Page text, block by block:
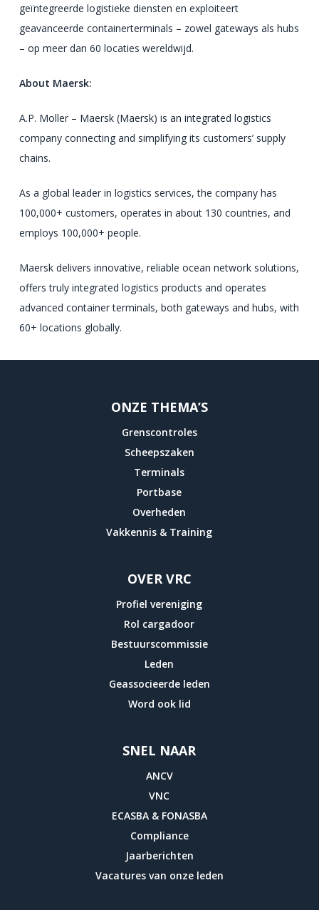
geïntegreerde logistieke diensten en exploiteert
geavanceerde containerterminals – zowel gateways als hubs
– op meer dan 60 locaties wereldwijd.
About Maersk:
A.P. Moller – Maersk (Maersk) is an integrated logistics
company connecting and simplifying its customers’ supply
chains.
As a global leader in logistics services, the company has
100,000+ customers, operates in about 130 countries, and
employs 100,000+ people.
Maersk delivers innovative, reliable ocean network solutions,
offers truly integrated logistics products and operates
advanced container terminals, both gateways and hubs, with
60+ locations globally.
ONZE THEMA’S
Grenscontroles
Scheepszaken
Terminals
Portbase
Overheden
Vakkennis & Training
OVER VRC
Profiel vereniging
Rol cargadoor
Bestuurscommissie
Leden
Geassocieerde leden
Word ook lid
SNEL NAAR
ANCV
VNC
ECASBA & FONASBA
Compliance
Jaarberichten
Vacatures van onze leden